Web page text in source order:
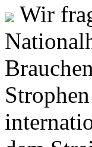
Wir